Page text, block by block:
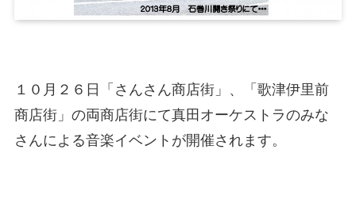
１０月２６日「さんさん商店街」、「歌津伊里前
商店街」の両商店街にて真田オーケストラのみな
さんによる音楽イベントが開催されます。